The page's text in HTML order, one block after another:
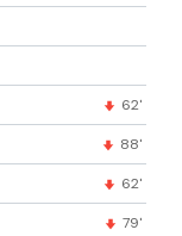
62'
88'
62'
79'